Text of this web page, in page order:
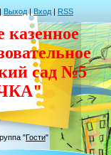
| Выход | Вход | RSS
сад №5
"Гости"